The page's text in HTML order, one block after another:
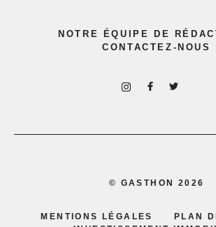
NOTRE ÉQUIPE DE
CONTACTEZ-NOUS
© GASTHON 2026
MENTIONS LÉGALES
PLAN